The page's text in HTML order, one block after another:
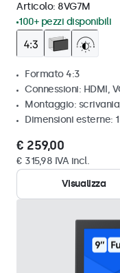
Articolo: 8VG7M
100+ pezzi disponibili
Formato 4:3
Connessioni: HDMI,
Montaggio:
Dimensioni esterne:
€ 259,00
€ 315,98 IVA incl.
Visualizza